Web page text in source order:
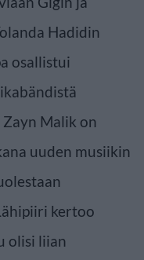
Hadidin
osallistui
Malik on
uuden musiikin
kertoo
olisi liian